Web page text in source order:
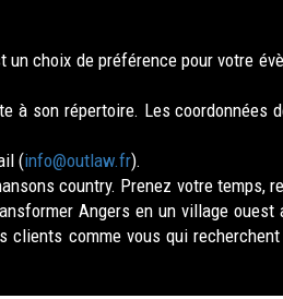
choix de préférence pour votre
à son répertoire. Les coordonnées
(info@outlaw.fr).
country. Prenez votre temps,
Angers en un village ouest
clients comme vous qui